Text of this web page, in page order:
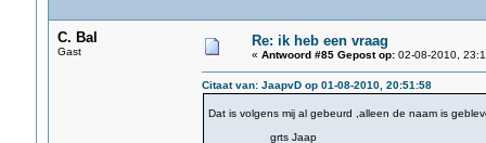
C. Bal
Gast
Re: ik heb een vraag
« Antwoord #85 Gepost op:02-08-2010,
Citaat van: JaapvD op 01-08-2010, 20:51:58
Dat is volgens mij al gebeurd ,alleen de naam is
grts Jaap